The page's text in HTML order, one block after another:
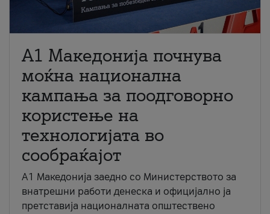
A1 Македонија почнува
моќна национална
кампања за поодговорно
користење на
технологијата во
сообраќајот
A1 Македонија заедно со Министерството за
внатрешни работи денеска и официјално ја
претставија националната општествено